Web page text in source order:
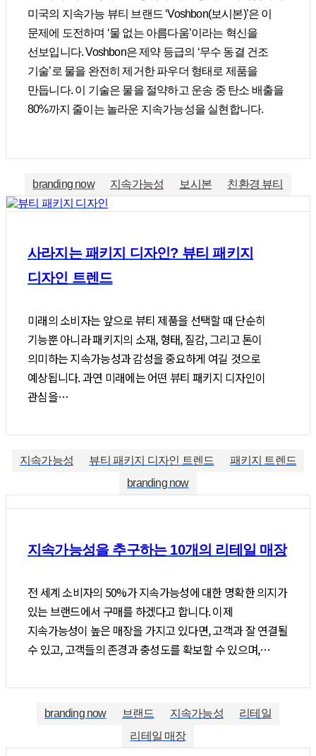
미국의 지속가능 뷰티 브랜드 ‘Voshbon(보시본)’은 이
문제에 도전하며 ‘물 없는 아름다움’이라는 혁신을
선보입니다. Voshbon은 제약 등급의 ‘무수 동결 건조
기술’로 물을 완전히 제거한 파우더 형태로 제품을
만듭니다. 이 기술은 물을 절약하고 운송 중 탄소 배출을
80%까지 줄이는 놀라운 지속가능성을 실현합니다.
branding now 지속가능성 보시본 친환경 뷰티
사라지는 패키지 디자인? 뷰티 패키지
디자인 트렌드
미래의 소비자는 앞으로 뷰티 제품을 선택할 때 단순히
기능뿐 아니라 패키지의 소재, 형태, 질감, 그리고 톤이
의미하는 지속가능성과 감성을 중요하게 여길 것으로
예상됩니다. 과연 미래에는 어떤 뷰티 패키지 디자인이
관심을…
지속가능성 뷰티 패키지 디자인 트렌드
패키지 트렌드
branding now
지속가능성을 추구하는 10개의 리테일 매장
전 세계 소비자의 50%가 지속가능성에 대한 명확한 의지가
있는 브랜드에서 구매를 하겠다고 합니다. 이제
지속가능성이 높은 매장을 가지고 있다면, 고객과 잘 연결될
수 있고, 고객들의 존경과 충성도를 확보할 수 있으며,…
branding now 브랜드 지속가능성
리테일
리테일 매장